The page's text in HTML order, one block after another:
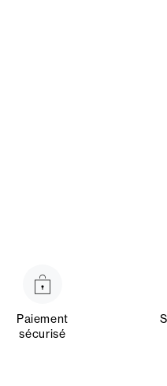
Paiement
sécurisé